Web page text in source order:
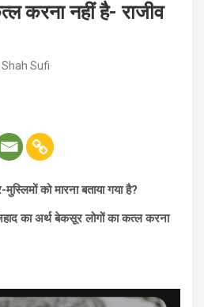
करना नहीं है- राजीव
Shah Sufi
को मारना बताया गया है?
का अर्थ बेकसूर लोगों का कत्ल करना